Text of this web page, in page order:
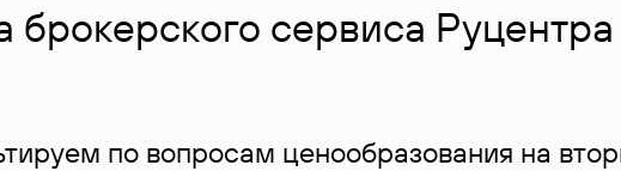
сервиса Руцентра
по вопросам ценообразования на